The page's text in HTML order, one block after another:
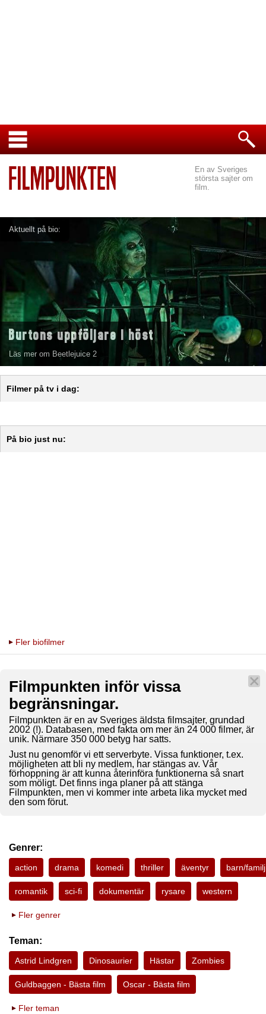
En av Sveriges
största sajter om
film.
Aktuellt på bio:
Burtons uppföljare i höst
Läs mer om Beetlejuice 2
Filmer på tv i dag:
På bio just nu:
Fler biofilmer
Filmpunkten inför vissa
begränsningar.
Filmpunkten är en av Sveriges äldsta filmsajter, grundad
2002 (!). Databasen, med fakta om mer än 24 000 filmer, är
unik. Närmare 350 000 betyg har satts.
Just nu genomför vi ett serverbyte. Vissa funktioner, t.ex.
möjligheten att bli ny medlem, har stängas av. Vår
förhoppning är att kunna återinföra funktionerna så snart
som möligt. Det finns inga planer på att stänga
Filmpunkten, men vi kommer inte arbeta lika mycket med
den som förut.
Genrer:
action drama komedi thriller äventyr barn/familj
romantik sci-fi dokumentär rysare western
Fler genrer
Teman:
Astrid Lindgren Dinosaurier Hästar Zombies
Guldbaggen - Bästa film Oscar - Bästa film
Fler teman